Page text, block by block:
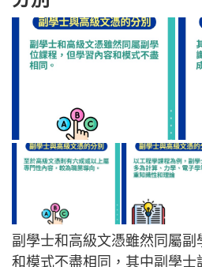
副學士和高級文憑雖然同屬
和模式不盡相同，其中副學士